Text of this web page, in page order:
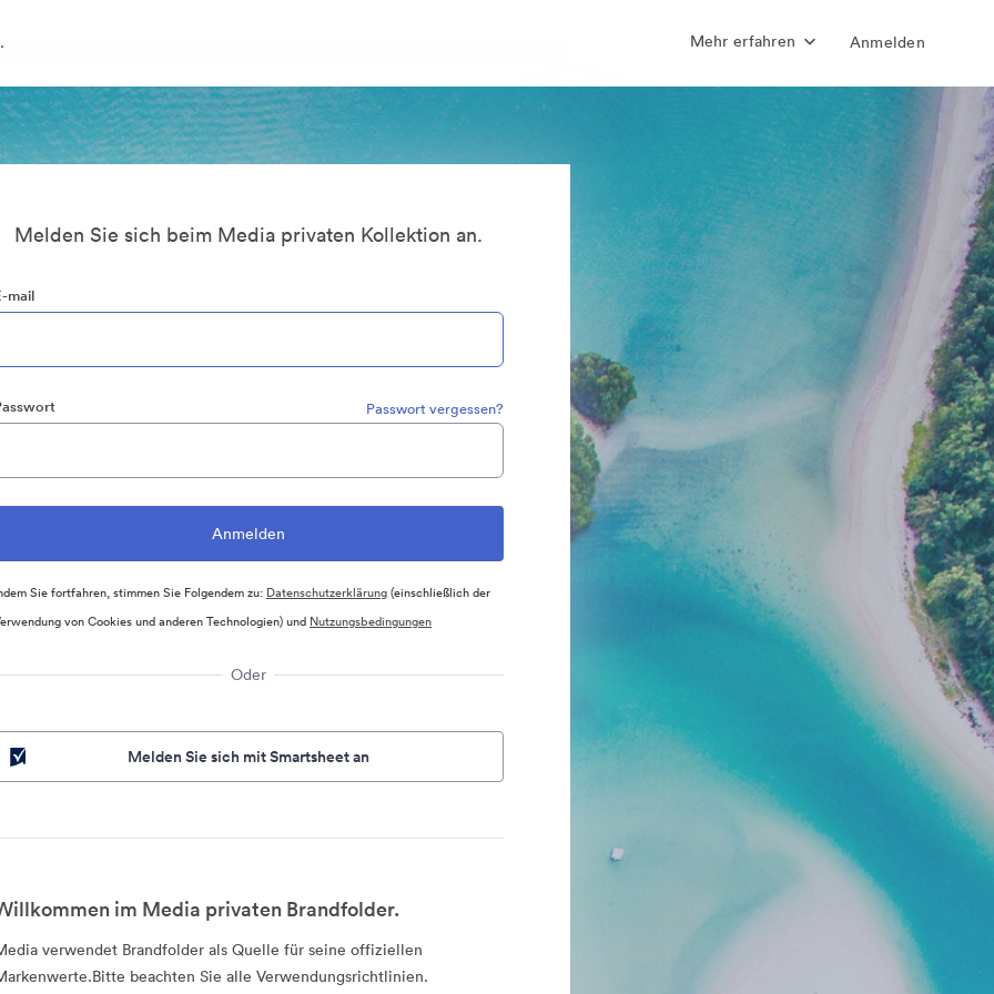
Mehr erfahren Anmelden
Melden Sie sich beim Media privaten Kollektion an.
mail
Passwort vergessen?
Sie fortfahren, stimmen Sie Folgendem zu: Datenschutzerklärung(einschließlich der
von Cookies und anderen Technologien) und Nutzungsbedingungen
Oder
Melden Sie sich mit Smartsheet an
im Media privaten Brandfolder.
verwendet Brandfolder als Quelle für seine offiziellen
beachten Sie alle Verwendungsrichtlinien.